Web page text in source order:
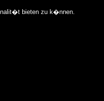
bieten zu k�nnen.